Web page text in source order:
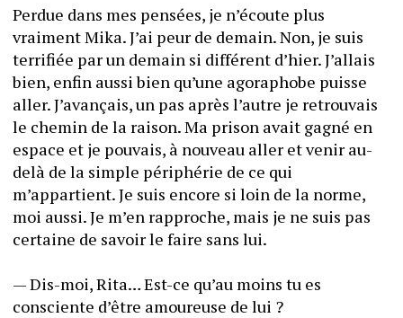
Perdue dans mes pensées, je n’écoute plus
vraiment Mika. J’ai peur de demain. Non, je suis
terrifiée par un demain si différent d’hier. J’allais
bien, enfin aussi bien qu’une agoraphobe puisse
aller. J’avançais, un pas après l’autre je retrouvais
le chemin de la raison. Ma prison avait gagné en
espace et je pouvais, à nouveau aller et venir au-
delà de la simple périphérie de ce qui
m’appartient. Je suis encore si loin de la norme,
moi aussi. Je m’en rapproche, mais je ne suis pas
— Dis-moi, Rita… Est-ce qu’au moins tu es
consciente d’être amoureuse de lui ?